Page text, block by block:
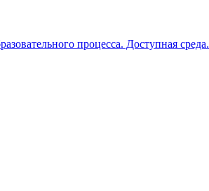
процесса. Доступная среда.